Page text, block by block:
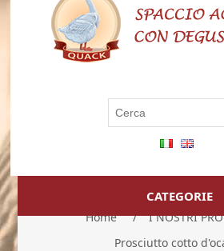
CATEGORIE
Home / I NOSTRI
Prosciutto cotto